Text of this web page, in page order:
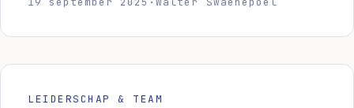
LEIDERSCHAP & TEAM